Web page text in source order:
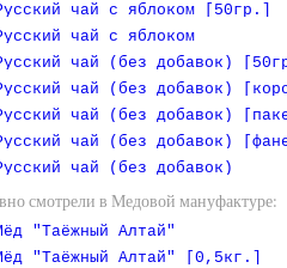
чай с яблоком [50гр.]
чай с яблоком
чай (без добавок)
чай (без добавок)
чай (без добавок)
чай (без добавок)
чай (без добавок)
смотрели в Медовой мануфактуре:
"Таёжный Алтай"
"Таёжный Алтай" [0,5кг.]